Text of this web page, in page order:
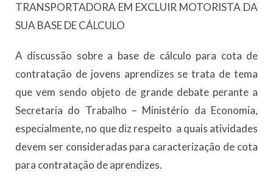
TRANSPORTADORA EM EXCLUIR MOTORISTA DA
SUA BASE DE CÁLCULO
A discussão sobre a base de cálculo para cota de
contratação de jovens aprendizes se trata de tema
que vem sendo objeto de grande debate perante a
Secretaria do Trabalho – Ministério da Economia,
especialmente, no que diz respeito a quais atividades
devem ser consideradas para caracterização de cota
para contratação de aprendizes.